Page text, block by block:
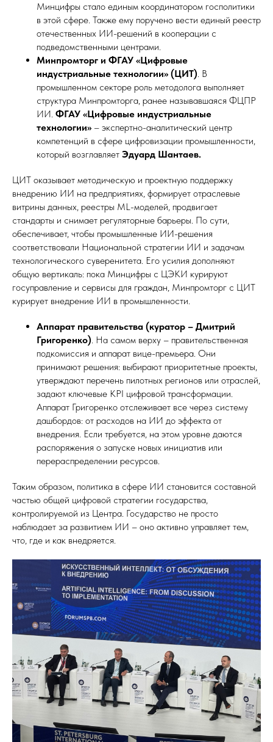
Минцифры стало единым координатором госполитики
в этой сфере. Также ему поручено вести единый реестр
отечественных ИИ-решений в кооперации с
подведомственными центрами.
Минпромторг и ФГАУ «Цифровые
индустриальные технологии» (ЦИТ). В
промышленном секторе роль методолога выполняет
структура Минпромторга, ранее называвшаяся ФЦПР
ИИ. ФГАУ «Цифровые индустриальные
технологии» – экспертно-аналитический центр
компетенций в сфере цифровизации промышленности,
который возглавляет Эдуард Шантаев.
ЦИТ оказывает методическую и проектную поддержку
внедрению ИИ на предприятиях, формирует отраслевые
витрины данных, реестры ML-моделей, продвигает
стандарты и снимает регуляторные барьеры. По сути,
обеспечивает, чтобы промышленные ИИ-решения
соответствовали Национальной стратегии ИИ и задачам
технологического суверенитета. Его усилия дополняют
общую вертикаль: пока Минцифры с ЦЭКИ курируют
госуправление и сервисы для граждан, Минпромторг с ЦИТ
курирует внедрение ИИ в промышленности.
Аппарат правительства (куратор – Дмитрий
Григоренко). На самом верху – правительственная
подкомиссия и аппарат вице-премьера. Они
принимают решения: выбирают приоритетные проекты,
утверждают перечень пилотных регионов или отраслей,
задают ключевые KPI цифровой трансформации.
Аппарат Григоренко отслеживает все через систему
дашбордов: от расходов на ИИ до эффекта от
внедрения. Если требуется, на этом уровне даются
распоряжения о запуске новых инициатив или
перераспределении ресурсов.
Таким образом, политика в сфере ИИ становится составной
частью общей цифровой стратегии государства,
контролируемой из Центра. Государство не просто
наблюдает за развитием ИИ – оно активно управляет тем,
что, где и как внедряется.